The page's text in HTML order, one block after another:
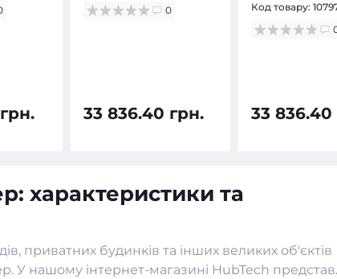
0
33 836.40 грн.
Код товару:
33 836.40
характеристики та
приватних будинків та інших великих об'єктів
У нашому інтернет-магазині HubTech